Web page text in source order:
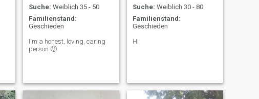
Suche: Weiblich 35 - 50
Familienstand:
Geschieden
I'm a honest, loving, caring
person 🙂
Suche: Weiblich 30 - 80
Familienstand:
Geschieden
Hi